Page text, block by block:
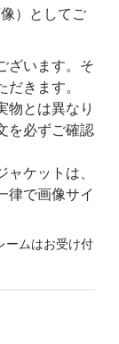
）としてご
ざいます。そ
きます。
物とは異なり
を必ずご確認
ケットは、
律で画像サイ
ームはお受け付